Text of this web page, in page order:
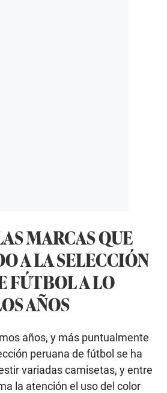
MARCAS QUE
A LA SELECCIÓN
FÚTBOL A LO
AÑOS
años, y más puntualmente
peruana de fútbol se ha
variadas camisetas, y entre
la atención el uso del color